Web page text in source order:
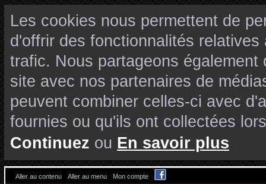
Les cookies nous permettent de
d'offrir des fonctionnalités
trafic. Nous partageons
site avec nos partenaires de
peuvent combiner celles-ci avec
fournies ou qu'ils ont collectées
Continuez ou En savoir plus
Aller au contenu Aller au menu Mon compte